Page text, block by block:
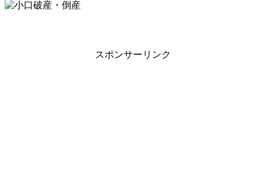
スポンサーリンク